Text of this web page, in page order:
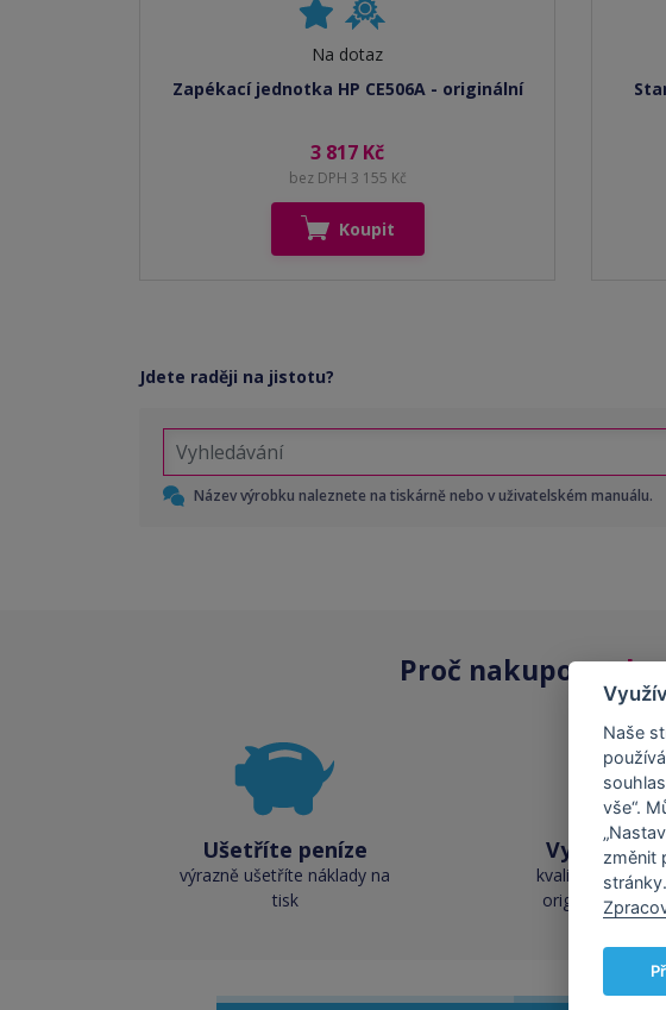
Na dotaz
Zapékací jednotka HP CE506A - originální
3 817 Kč
bez DPH 3 155 Kč
Koupit
Jdete raději na jistotu?
Název výrobku naleznete na tiskárně nebo v uživatelském manuálu.
Proč nakupovat
Ušetříte peníze
výrazně ušetříte náklady na
tisk
Vysoká
kvalita je
originálními
Naše
vše“.
změnit